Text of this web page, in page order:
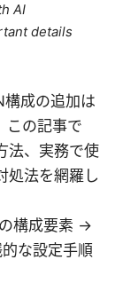
AI
details
成の追加は
この記事で
法、実務で使
処法を網羅し
構成要素 →
な設定手順